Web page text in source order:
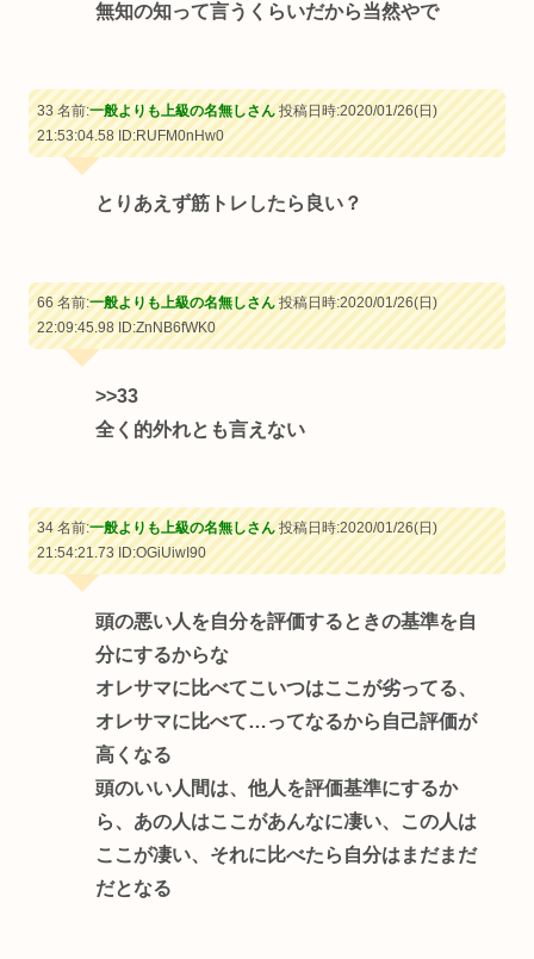
無知の知って言うくらいだから当然やで
33 名前:一般よりも上級の名無しさん投稿日時:2020/01/26(日)
21:53:04.58ID:RUFM0nHw0
とりあえず筋トレしたら良い？
66 名前:一般よりも上級の名無しさん投稿日時:2020/01/26(日)
22:09:45.98ID:ZnNB6fWK0
>>33
全く的外れとも言えない
34 名前:一般よりも上級の名無しさん投稿日時:2020/01/26(日)
21:54:21.73ID:OGiUiwI90
頭の悪い人を自分を評価するときの基準を自
分にするからな
オレサマに比べてこいつはここが劣ってる、
オレサマに比べて…ってなるから自己評価が
高くなる
頭のいい人間は、他人を評価基準にするか
ら、あの人はここがあんなに凄い、この人は
ここが凄い、それに比べたら自分はまだまだ
だとなる